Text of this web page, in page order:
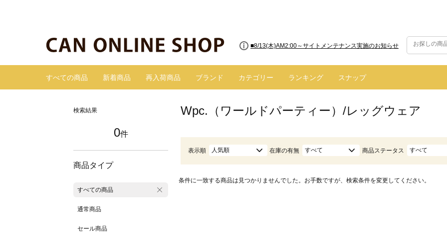
■8/13(木)AM2:00～サイトメンテナンス実施のお知らせ
すべての商品 新着商品 再入荷商品 ブランド カテゴリー ランキング スナップ
検索結果
0件
商品タイプ
すべての商品
通常商品
セール商品
Wpc.（ワールドパーティー）/レッグウェア
表示順 人気順 在庫の有無 すべて 商品ステータス すべて
条件に一致する商品は見つかりませんでした。お手数ですが、検索条件を変更してください。